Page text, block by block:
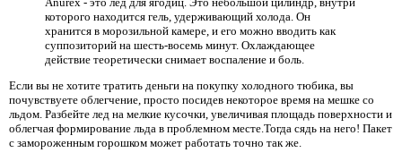
которого находится гель, удерживающий холода. Он
хранится в морозильной камере, и его можно вводить как
суппозиторий на шесть-восемь минут. Охлаждающее
действие теоретически снимает воспаление и боль.
Если вы не хотите тратить деньги на покупку холодного тюбика, вы
почувствуете облегчение, просто посидев некоторое время на мешке со
льдом. Разбейте лед на мелкие кусочки, увеличивая площадь поверхности и
облегчая формирование льда в проблемном месте.Тогда сядь на него! Пакет
с замороженным горошком может работать точно так же.